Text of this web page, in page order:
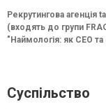
Рекрутингова
(входять до групи
"Наймологія: як СEO
Суспільство